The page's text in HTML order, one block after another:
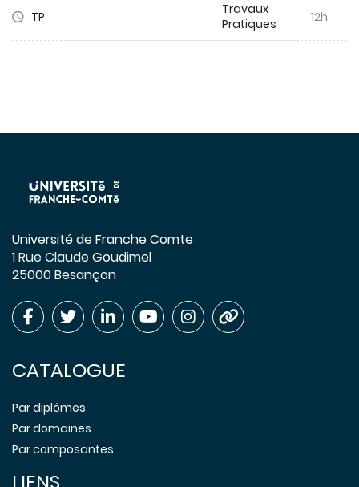
TP
Travaux
Pratiques
12h
Université de Franche Comte
1 Rue Claude Goudimel
25000 Besançon
CATALOGUE
Par diplômes
Par domaines
Par composantes
LIENS